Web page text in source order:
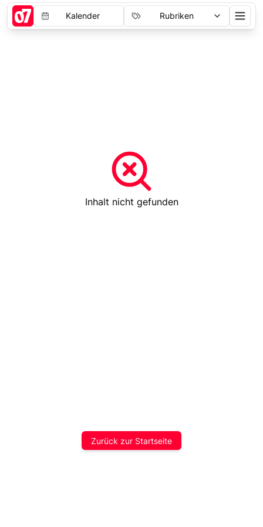
Kalender Rubriken
Inhalt nicht gefunden
Zurück zur Startseite